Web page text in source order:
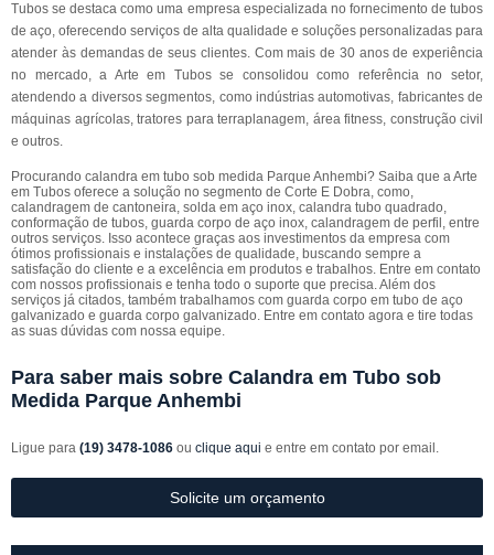
Tubos se destaca como uma empresa especializada no fornecimento de tubos
de aço, oferecendo serviços de alta qualidade e soluções personalizadas para
atender às demandas de seus clientes. Com mais de 30 anos de experiência
no mercado, a Arte em Tubos se consolidou como referência no setor,
atendendo a diversos segmentos, como indústrias automotivas, fabricantes de
máquinas agrícolas, tratores para terraplanagem, área fitness, construção civil
e outros.
Procurando calandra em tubo sob medida Parque Anhembi? Saiba que a Arte
em Tubos oferece a solução no segmento de Corte E Dobra, como,
calandragem de cantoneira, solda em aço inox, calandra tubo quadrado,
conformação de tubos, guarda corpo de aço inox, calandragem de perfil, entre
outros serviços. Isso acontece graças aos investimentos da empresa com
ótimos profissionais e instalações de qualidade, buscando sempre a
satisfação do cliente e a excelência em produtos e trabalhos. Entre em contato
com nossos profissionais e tenha todo o suporte que precisa. Além dos
serviços já citados, também trabalhamos com guarda corpo em tubo de aço
galvanizado e guarda corpo galvanizado. Entre em contato agora e tire todas
as suas dúvidas com nossa equipe.
Para saber mais sobre Calandra em Tubo sob
Medida Parque Anhembi
Ligue para (19) 3478-1086 ou clique aqui e entre em contato por email.
Solicite um orçamento